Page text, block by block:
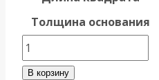
Толщина основания
Количество
товара
В корзину